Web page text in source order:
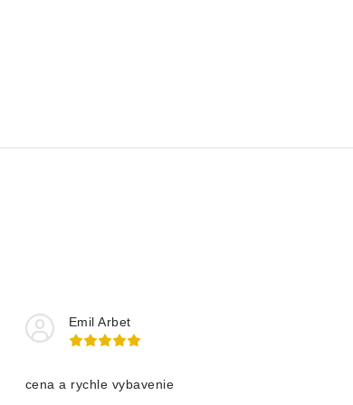
Emil Arbet
cena a rychle vybavenie